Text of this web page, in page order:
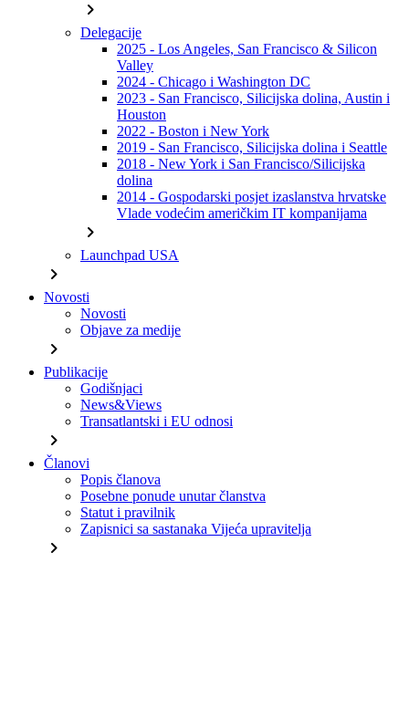
chevron_right
Delegacije
2025 - Los Angeles, San Francisco & Silicon
Valley
2024 - Chicago i Washington DC
2023 - San Francisco, Silicijska dolina, Austin i
Houston
2022 - Boston i New York
2019 - San Francisco, Silicijska dolina i Seattle
2018 - New York i San Francisco/Silicijska
dolina
2014 - Gospodarski posjet izaslanstva hrvatske
Vlade vodećim američkim IT kompanijama
chevron_right
Launchpad USA
chevron_right
Novosti
Novosti
Objave za medije
chevron_right
Publikacije
Godišnjaci
News&Views
Transatlantski i EU odnosi
chevron_right
Članovi
Popis članova
Posebne ponude unutar članstva
Statut i pravilnik
Zapisnici sa sastanaka Vijeća upravitelja
chevron_right